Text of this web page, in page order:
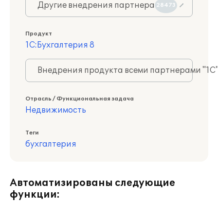
Другие внедрения партнера 28473
Продукт
1С:Бухгалтерия 8
Внедрения продукта всеми партнерами
Отрасль / Функциональная задача
Недвижимость
Теги
бухгалтерия
Автоматизированы следующие
функции: